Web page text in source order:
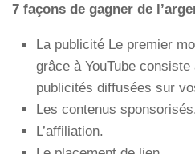
7 façons de gagner de
La publicité Le premier
grâce à YouTube
publicités diffusées sur
Les contenus
L’affiliation.